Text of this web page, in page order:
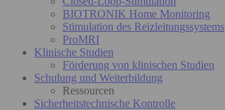
BIOTRONIK Home Monitoring
Stimulation des Reizleitungssystems
ProMRI
Klinische Studien
Förderung von klinischen Studien
Schulung und Weiterbildung
Ressourcen
Sicherheitstechnische Kontrolle